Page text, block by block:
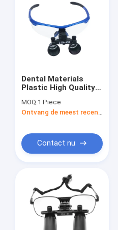
Dental Materials
Plastic High Quality
Loupes For Sale
MOQ:1 Piece
Contact nu